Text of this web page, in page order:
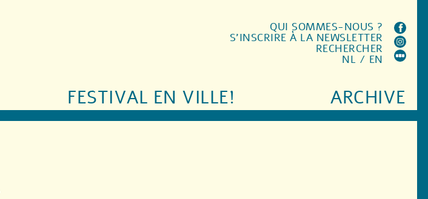
FESTIVAL EN VILLE! ARCHIVE
QUI SOMMES-NOUS ?
S'INSCRIRE À LA NEWSLETTER
RECHERCHER
NL / EN